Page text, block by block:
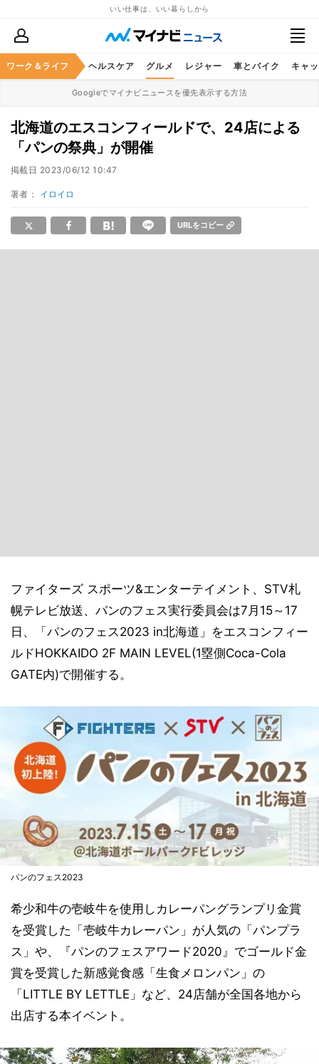
いい仕事は、いい暮らしから
ワーク＆ライフ
マネー 暮らし ヘルスケア グルメ レジャー 車とバイク キャ
Googleでマイナビニュースを優先表示する方法
北海道のエスコンフィールドで、24店による
「パンの祭典」が開催
掲載日 2023/06/12 10:47
著者： イロイロ
URLをコピー
ファイターズ スポーツ&エンターテイメント、STV札
幌テレビ放送、パンのフェス実行委員会は7月15～17
日、「パンのフェス2023 in北海道」をエスコンフィー
ルドHOKKAIDO 2F MAIN LEVEL(1塁側Coca-Cola
GATE内)で開催する。
パンのフェス2023
希少和牛の壱岐牛を使用しカレーパングランプリ金賞
を受賞した「壱岐牛カレーパン」が人気の「パンプラ
ス」や、『パンのフェスアワード2020』でゴールド金
賞を受賞した新感覚食感「生食メロンパン」の
「LITTLE BY LETTLE」など、24店舗が全国各地から
出店する本イベント。